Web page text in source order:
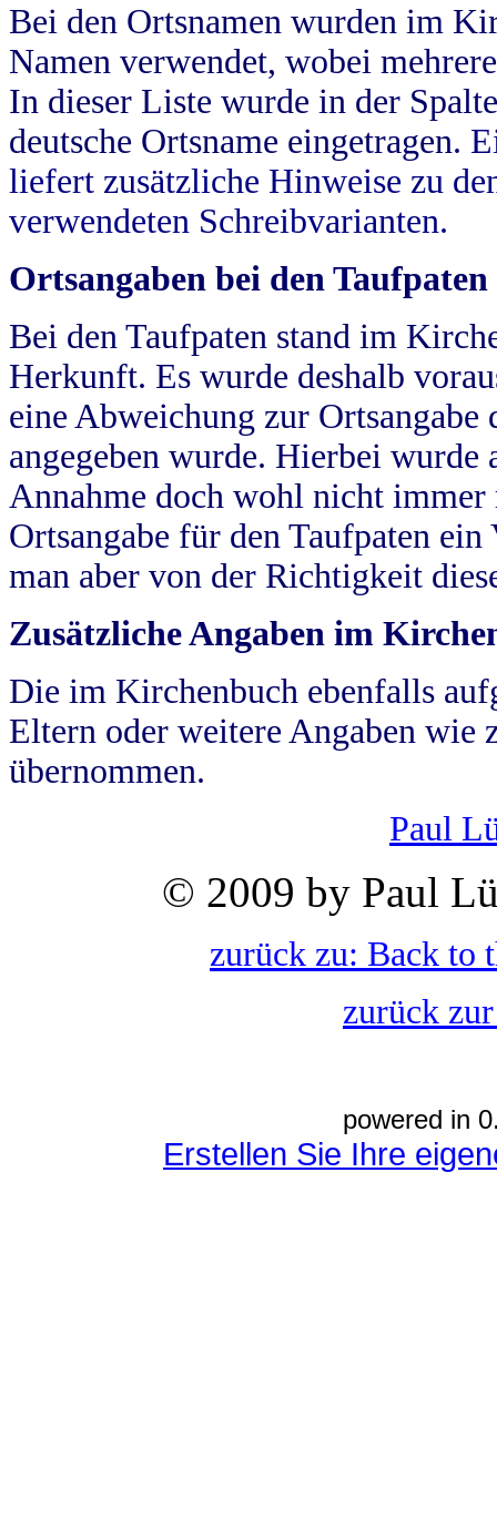
Bei den Ortsnamen wurden im
Namen verwendet, wobei
In dieser Liste wurde in der
deutsche Ortsname eingetragen.
liefert zusätzliche Hinweise zu
verwendeten Schreibvarianten.
Ortsangaben bei den Taufpaten
Bei den Taufpaten stand im
Herkunft. Es wurde deshalb
eine Abweichung zur
angegeben wurde. Hierbei wurde
Annahme doch wohl nicht
Ortsangabe für den Taufpaten
man aber von der Richtigkeit
Zusätzliche Angaben im
Die im Kirchenbuch ebenfalls
Eltern oder weitere Angaben wie
übernommen.
Paul
© 2009 by Paul
zurück zu: Back to
zurück
powered in
Erstellen Sie Ihre